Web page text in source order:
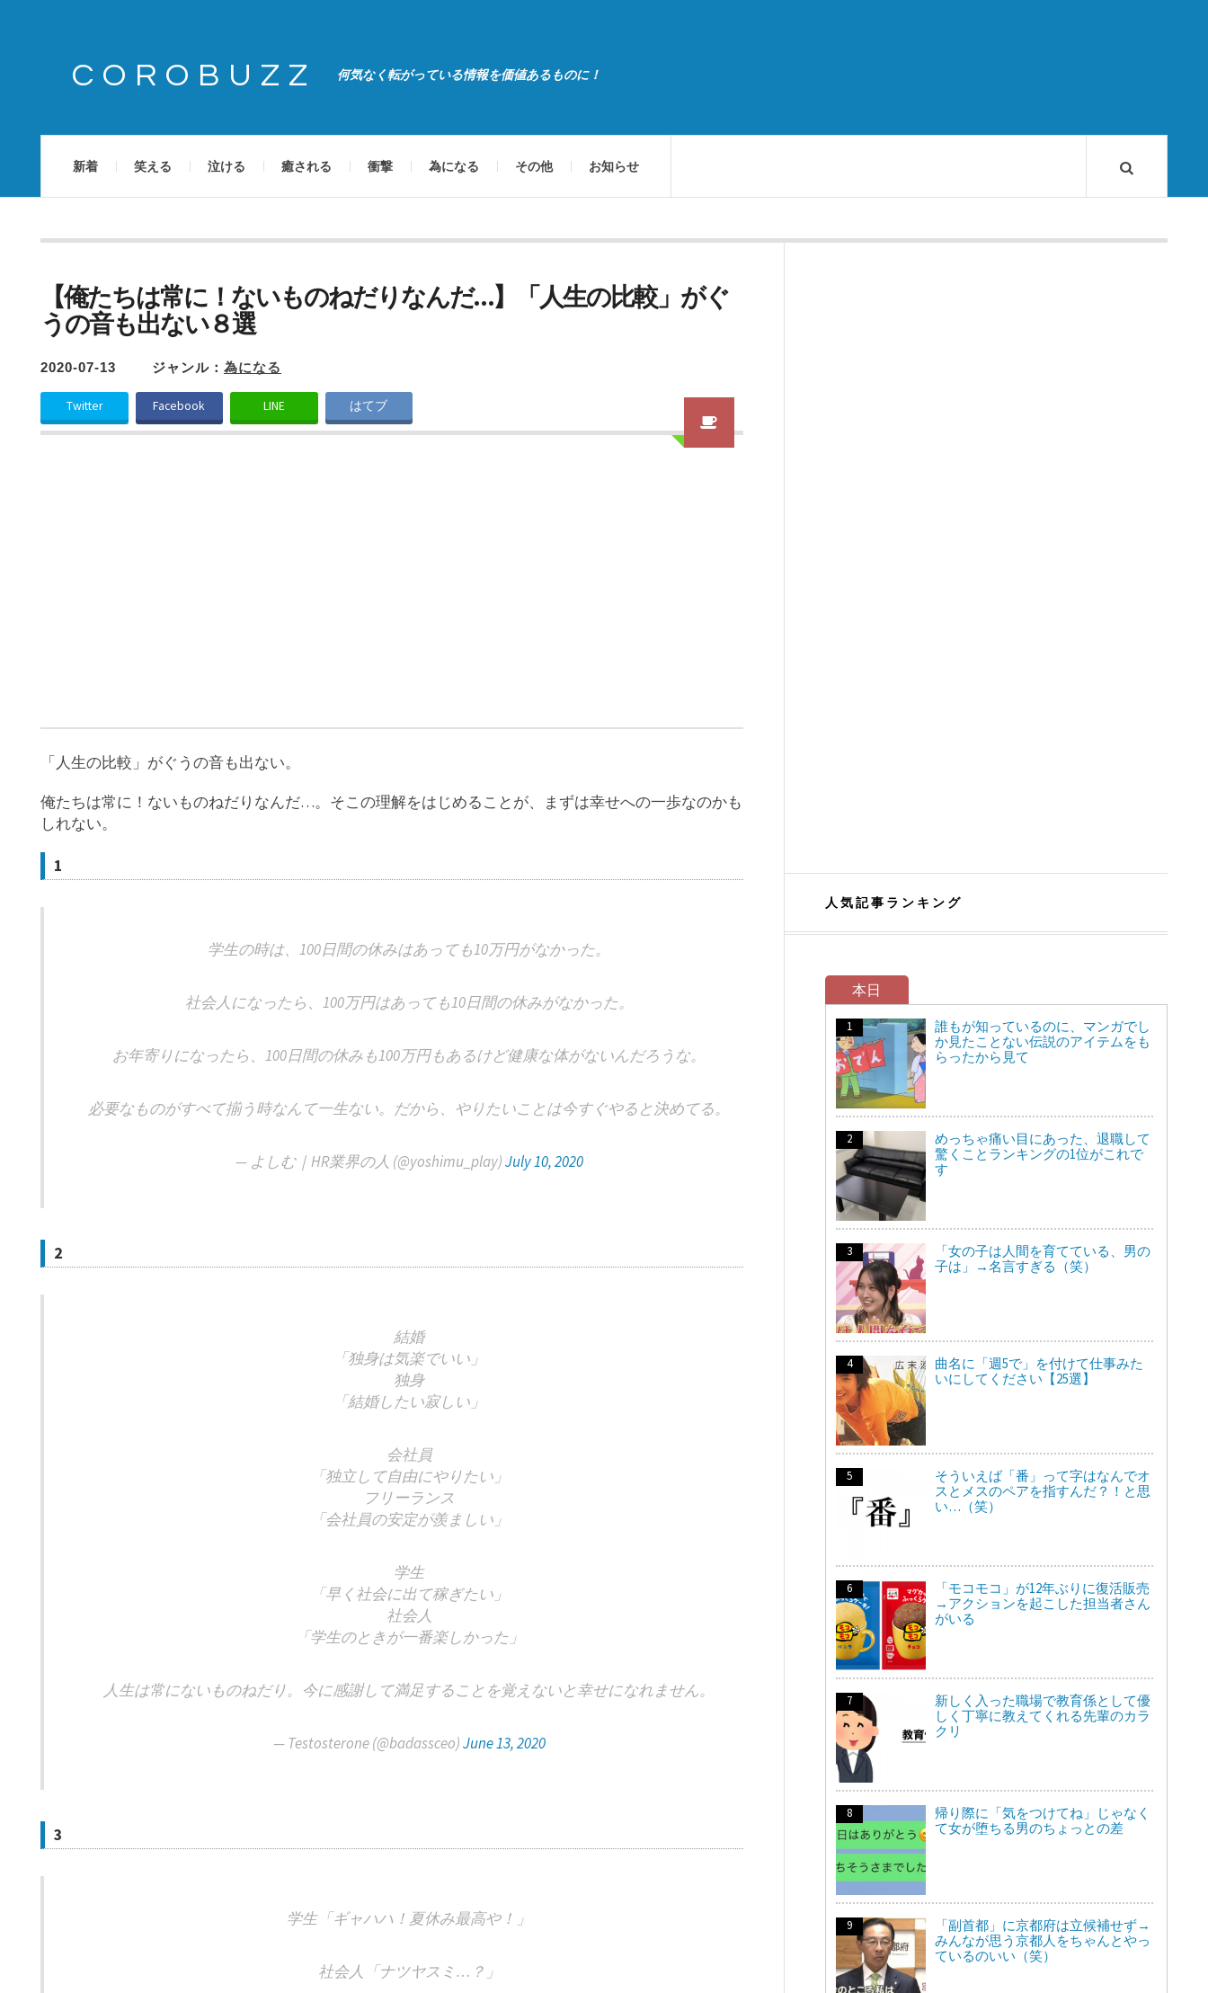
COROBUZZ 何気なく転がっている情報を価値あるものに！
新着 笑える 泣ける 癒される 衝撃 為になる その他 お知らせ
【俺たちは常に！ないものねだりなんだ…】「人生の比較」がぐ
うの音も出ない８選
2020-07-13 ジャンル： 為になる
Twitter Facebook LINE はてブ
「人生の比較」がぐうの音も出ない。
俺たちは常に！ないものねだりなんだ…。そこの理解をはじめることが、まずは幸せへの一歩なのかも
しれない。
1
学生の時は、100日間の休みはあっても10万円がなかった。
社会人になったら、100万円はあっても10日間の休みがなかった。
お年寄りになったら、100日間の休みも100万円もあるけど健康な体がないんだろうな。
必要なものがすべて揃う時なんて一生ない。だから、やりたいことは今すぐやると決めてる。
— よしむ｜HR業界の人 (@yoshimu_play)July 10, 2020
2
結婚
「独身は気楽でいい」
独身
「結婚したい寂しい」
会社員
「独立して自由にやりたい」
フリーランス
「会社員の安定が羨ましい」
学生
「早く社会に出て稼ぎたい」
社会人
「学生のときが一番楽しかった」
人生は常にないものねだり。今に感謝して満足することを覚えないと幸せになれません。
— Testosterone (@badassceo)June 13, 2020
3
学生「ギャハハ！夏休み最高や！」
社会人「ナツヤスミ…？」
人気記事ランキング
本日
誰もが知っているのに、マンガでし
か見たことない伝説のアイテムをも
らったから見て
めっちゃ痛い目にあった、退職して
驚くことランキングの1位がこれで
す
「女の子は人間を育てている、男の
子は」→名言すぎる（笑）
曲名に「週5で」を付けて仕事みた
いにしてください【25選】
そういえば「番」って字はなんでオ
スとメスのペアを指すんだ？！と思
い…（笑）
「モコモコ」が12年ぶりに復活販売
→アクションを起こした担当者さん
がいる
新しく入った職場で教育係として優
しく丁寧に教えてくれる先輩のカラ
クリ
帰り際に「気をつけてね」じゃなく
て女が堕ちる男のちょっとの差
「副首都」に京都府は立候補せず→
みんなが思う京都人をちゃんとやっ
ているのいい（笑）